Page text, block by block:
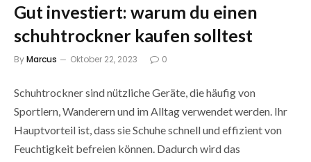
Gut investiert: warum du einen
schuhtrockner kaufen solltest
ByMarcus Oktober 22, 2023 0
Schuhtrockner sind nützliche Geräte, die häufig von
Sportlern, Wanderern und im Alltag verwendet werden. Ihr
Hauptvorteil ist, dass sie Schuhe schnell und effizient von
Feuchtigkeit befreien können. Dadurch wird das